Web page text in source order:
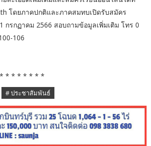
โดยภาคปกติและภาคสมทบเปิดรับสมัคร
กรกฏาคม 2566 สอบถามข้อมูลเพิ่มเติม โทร 0
106
* * * *
# ประชาสัมพันธ์